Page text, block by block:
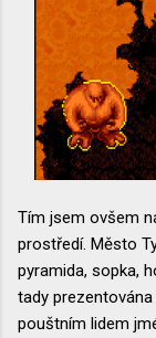
Tím jsem ovšem
prostředí. Město
pyramida, sopka,
tady
pouštním lidem